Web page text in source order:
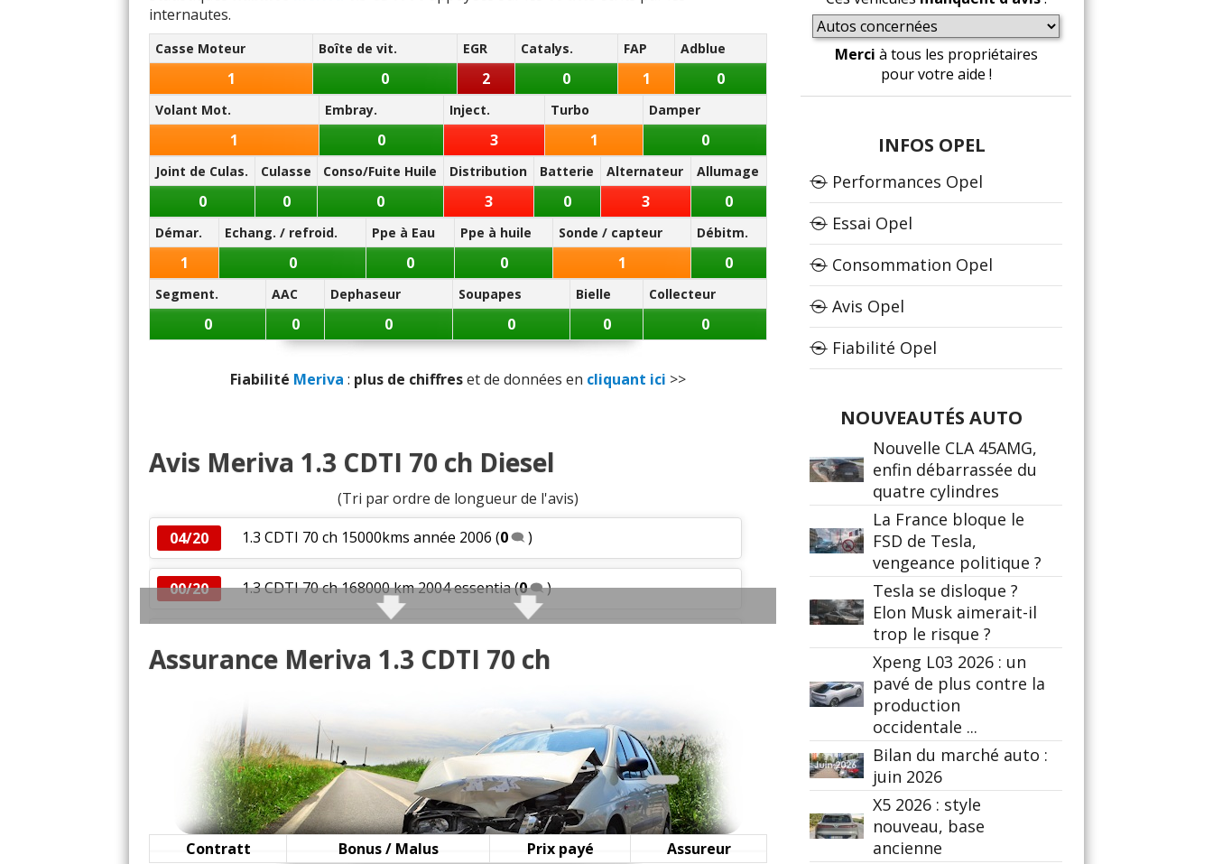
5.3/20
Panne la plus signalée :
alternateur
internautes.
Casse Moteur Boîte de vit. EGR Catalys. FAP Adblue
1 0 2 0 1 0
Volant Mot. Embray. Inject. Turbo Damper
1 0 3 1 0
Joint de Culas. Culasse Conso/Fuite Huile Distribution Batterie Alternateur Allumage
0 0 0 3 0 3 0
Démar. Echang. / refroid. Ppe à Eau Ppe à huile Sonde / capteur Débitm.
1 0 0 0 1 0
Segment. AAC Dephaseur Soupapes Bielle Collecteur
0 0 0 0 0 0
Fiabilité Meriva : plus de chiffreset de données en cliquant ici >>
Avis Meriva 1.3 CDTI 70 ch Diesel
(Tri par ordre de longueur de l'avis)
04/20
1.3 CDTI 70 ch 15000kms année 2006 (0 )
00/20 1.3 CDTI 70 ch 168000 km 2004 essentia(0 )
opel meriva enjoy 1.3 CDTI 70 diesel 5 ch(0 )
00/20 1.3 CDTI 70 ch )
09/20 1.3 CDTI 70 ch 988460km 2003-2005(0 )
Assurance Meriva 1.3 CDTI 70 ch
Contratt Bonus / Malus Prix payé Assureur
Merci à tous les propriétaires
pour votre aide !
INFOS OPEL
Performances Opel
Essai Opel
Consommation Opel
Avis Opel
Fiabilité Opel
NOUVEAUTÉS AUTO
Nouvelle CLA 45AMG,
enfin débarrassée du
quatre cylindres
La France bloque le
FSD de Tesla,
vengeance politique ?
Tesla se disloque ?
Elon Musk aimerait-il
trop le risque ?
Xpeng L03 2026 : un
pavé de plus contre la
production
occidentale ...
Bilan du marché auto :
juin 2026
X5 2026 : style
nouveau, base
ancienne